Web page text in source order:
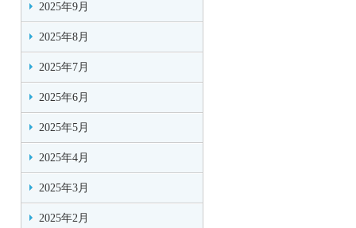
2025年9月
2025年8月
2025年7月
2025年6月
2025年5月
2025年4月
2025年3月
2025年2月